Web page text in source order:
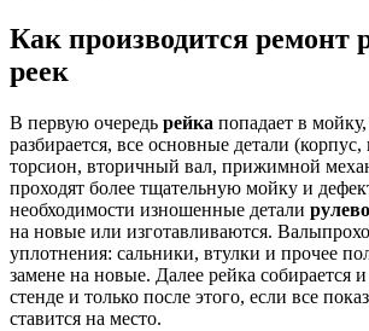
Как производится ремонт
реек
В первую очередь рейка попадает в
разбирается, все основные детали
торсион, вторичный вал, прижимной
проходят более тщательную мойку и
необходимости изношенные детали
на новые или изготавливаются.
уплотнения: сальники, втулки и прочее
замене на новые. Далее рейка собирается и
стенде и только после этого, если все
ставится на место.